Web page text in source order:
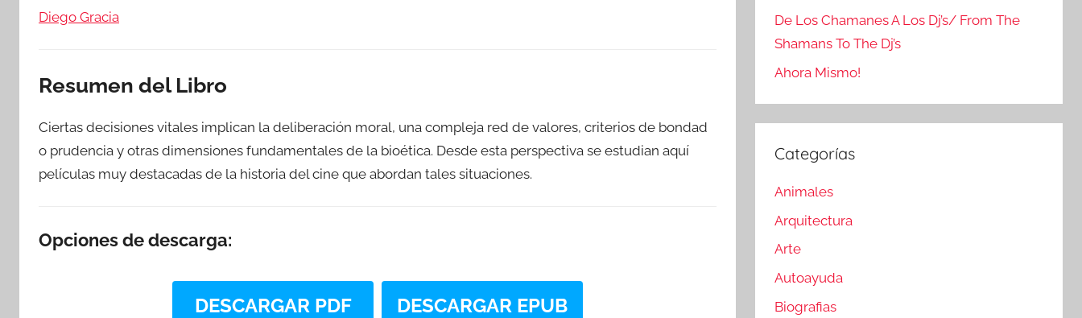
Diego Gracia
Resumen del Libro
Ciertas decisiones vitales implican la deliberación moral, una compleja red de valores, criterios de bondad
o prudencia y otras dimensiones fundamentales de la bioética. Desde esta perspectiva se estudian aquí
películas muy destacadas de la historia del cine que abordan tales situaciones.
Opciones de descarga:
DESCARGAR PDF DESCARGAR EPUB
De Los Chamanes A Los Dj’s/ From The
Shamans To The Dj’s
Ahora Mismo!
Categorías
Animales
Arquitectura
Arte
Autoayuda
Biografias